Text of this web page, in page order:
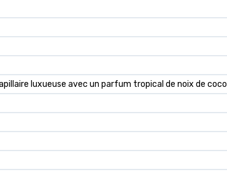
luxueuse avec un parfum tropical de noix de coco